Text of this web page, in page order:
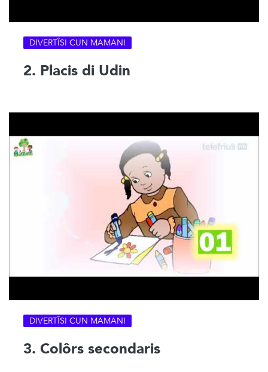
DIVERTÎSI CUN MAMAN!
2. Placis di Udin
DIVERTÎSI CUN MAMAN!
3. Colôrs secondaris